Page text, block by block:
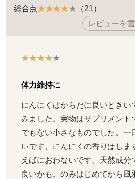
総合点
（21）
レビューを書
体力維持に
にんにくはからだに良いときい
みました。実物はサプリメント
でもない小さなものでした。一
いです。にんにくの香りはしま
えばにおわないです。天然成分
良いかも。のみはじめてから風